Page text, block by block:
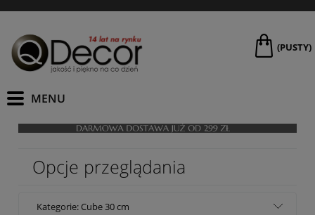
(PUSTY)
Opcje przeglądania
Kategorie: Cube 30 cm